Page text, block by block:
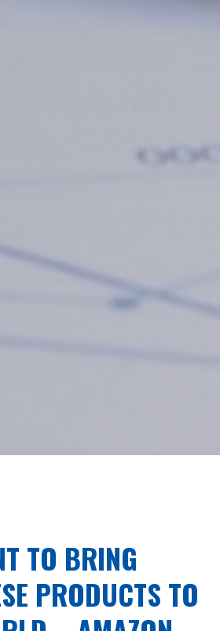
TO BRING
PRODUCTS TO